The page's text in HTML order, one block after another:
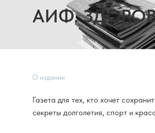
АИФ.
О издании
Газета для тех, кто хочет
секреты долголетия, спорт и